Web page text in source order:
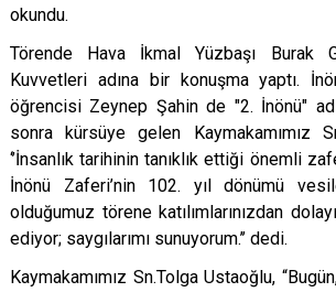
okundu.
Törende Hava İkmal Yüzbaşı Burak
Kuvvetleri adına bir konuşma yaptı.
öğrencisi Zeynep Şahin de "2. İnönü"
sonra kürsüye gelen Kaymakamımız
‘’İnsanlık tarihinin tanıklık ettiği önemli
İnönü Zaferi’nin 102. yıl dönümü
olduğumuz törene katılımlarınızdan
ediyor; saygılarımı sunuyorum.’’ dedi.
Kaymakamımız Sn.Tolga Ustaoğlu, “